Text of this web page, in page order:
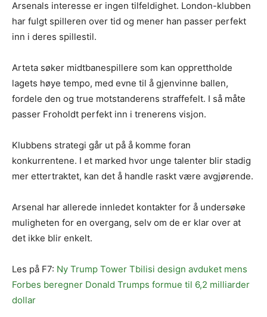
Arsenals interesse er ingen tilfeldighet. London-klubben
har fulgt spilleren over tid og mener han passer perfekt
inn i deres spillestil.
Arteta søker midtbanespillere som kan opprettholde
lagets høye tempo, med evne til å gjenvinne ballen,
fordele den og true motstanderens straffefelt. I så måte
passer Froholdt perfekt inn i trenerens visjon.
Klubbens strategi går ut på å komme foran
konkurrentene. I et marked hvor unge talenter blir stadig
mer ettertraktet, kan det å handle raskt være avgjørende.
Arsenal har allerede innledet kontakter for å undersøke
muligheten for en overgang, selv om de er klar over at
det ikke blir enkelt.
Les på F7: Ny Trump Tower Tbilisi design avduket mens
Forbes beregner Donald Trumps formue til 6,2 milliarder
dollar